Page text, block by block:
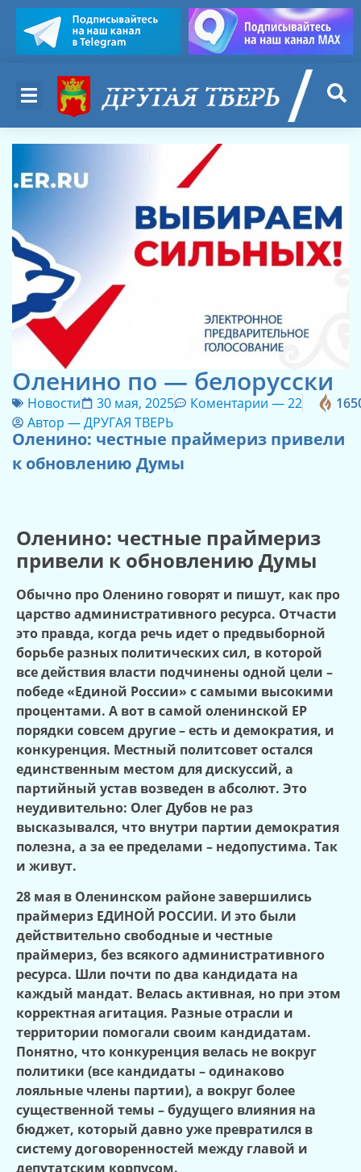
Оленино по — белорусски
Новости 30 мая, 2025 Коментарии —22
Автор —ДРУГАЯ ТВЕРЬ
Оленино: честные праймериз привели
к обновлению Думы
Оленино: честные праймериз
привели к обновлению Думы
Обычно про Оленино говорят и пишут, как про
царство административного ресурса. Отчасти
это правда, когда речь идет о предвыборной
борьбе разных политических сил, в которой
все действия власти подчинены одной цели –
победе «Единой России» с самыми высокими
процентами. А вот в самой оленинской ЕР
порядки совсем другие – есть и демократия, и
конкуренция. Местный политсовет остался
единственным местом для дискуссий, а
партийный устав возведен в абсолют. Это
неудивительно: Олег Дубов не раз
высказывался, что внутри партии демократия
полезна, а за ее пределами – недопустима. Так
и живут.
28 мая в Оленинском районе завершились
праймериз ЕДИНОЙ РОССИИ. И это были
действительно свободные и честные
праймериз, без всякого административного
ресурса. Шли почти по два кандидата на
каждый мандат. Велась активная, но при этом
корректная агитация. Разные отрасли и
территории помогали своим кандидатам.
Понятно, что конкуренция велась не вокруг
политики (все кандидаты – одинаково
лояльные члены партии), а вокруг более
существенной темы – будущего влияния на
бюджет, который давно уже превратился в
систему договоренностей между главой и
депутатским корпусом.